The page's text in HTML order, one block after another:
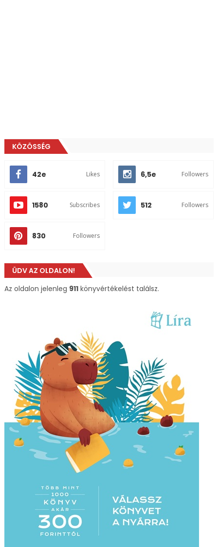
KÖZÖSSÉG
42e Likes 6,5e Followers
1580 Subscribes 512 Followers
830 Followers
ÜDV AZ OLDALON!
Az oldalon jelenleg 911könyvértékelést találsz.